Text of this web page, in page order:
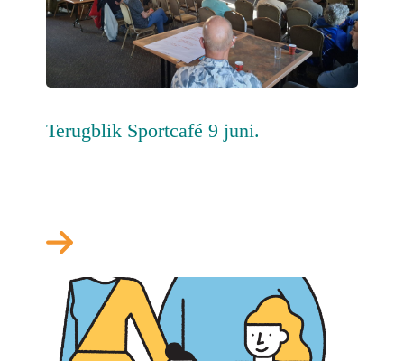
Terugblik Sportcafé 9 juni.